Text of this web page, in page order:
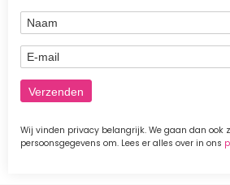
Naam
E-mail
Wij vinden privacy belangrijk. We gaan dan ook
persoonsgegevens om. Lees er alles over in ons